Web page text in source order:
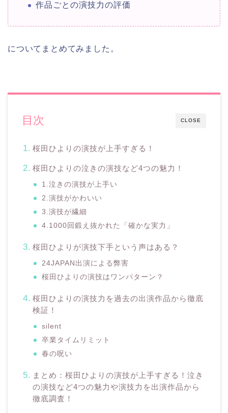
作品ごとの演技力の評価
についてまとめてみました。
CLOSE
目次
桜田ひよりの演技が上手すぎる！
桜田ひよりの泣きの演技など4つの魅力！
1.泣きの演技が上手い
2.演技がかわいい
3.演技が繊細
4.1000回鍛え抜かれた「確かな実力」
桜田ひよりが演技下手という声はある？
24JAPAN出演による弊害
桜田ひよりの演技はワンパターン？
桜田ひよりの演技力を過去の出演作品から徹底
検証！
silent
卒業タイムリミット
春の呪い
まとめ：桜田ひよりの演技が上手すぎる！泣き
の演技など4つの魅力や演技力を出演作品から
徹底調査！